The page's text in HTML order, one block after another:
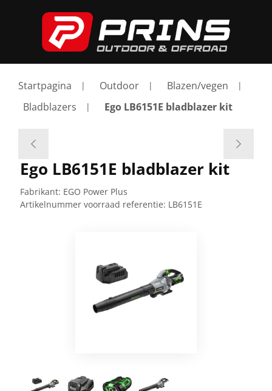
Startpagina Outdoor
Blazen/vegen
Bladblazers
Ego LB6151E bladblazer kit
Ego LB6151E bladblazer kit
Fabrikant: EGO Power Plus
Artikelnummer voorraad referentie: LB6151E